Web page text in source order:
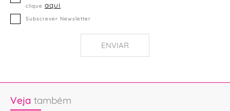
clique aqui.
Subscrever Newsletter
ENVIAR
Veja também